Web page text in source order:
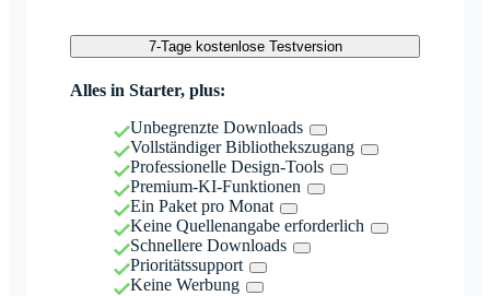
7-Tage kostenlose Testversion
Alles in Starter, plus:
Unbegrenzte Downloads
Vollständiger Bibliothekszugang
Professionelle Design-Tools
Premium-KI-Funktionen
Ein Paket pro Monat
Keine Quellenangabe erforderlich
Schnellere Downloads
Prioritätssupport
Keine Werbung